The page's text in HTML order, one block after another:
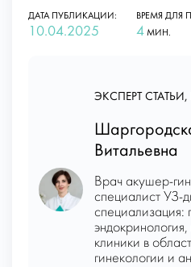
ДАТА ПУБЛИКАЦИИ:
10.04.2025
ВРЕМЯ ДЛЯ
4 МИН.
ЭКСПЕРТ
Витальевна
Врач акушер-
специалист УЗ-
специализация:
клиники в
гинекологии и